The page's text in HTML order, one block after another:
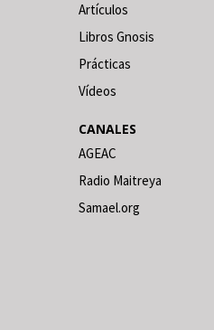
Artículos
Libros Gnosis
Prácticas
Vídeos
CANALES
AGEAC
Radio Maitreya
Samael.org